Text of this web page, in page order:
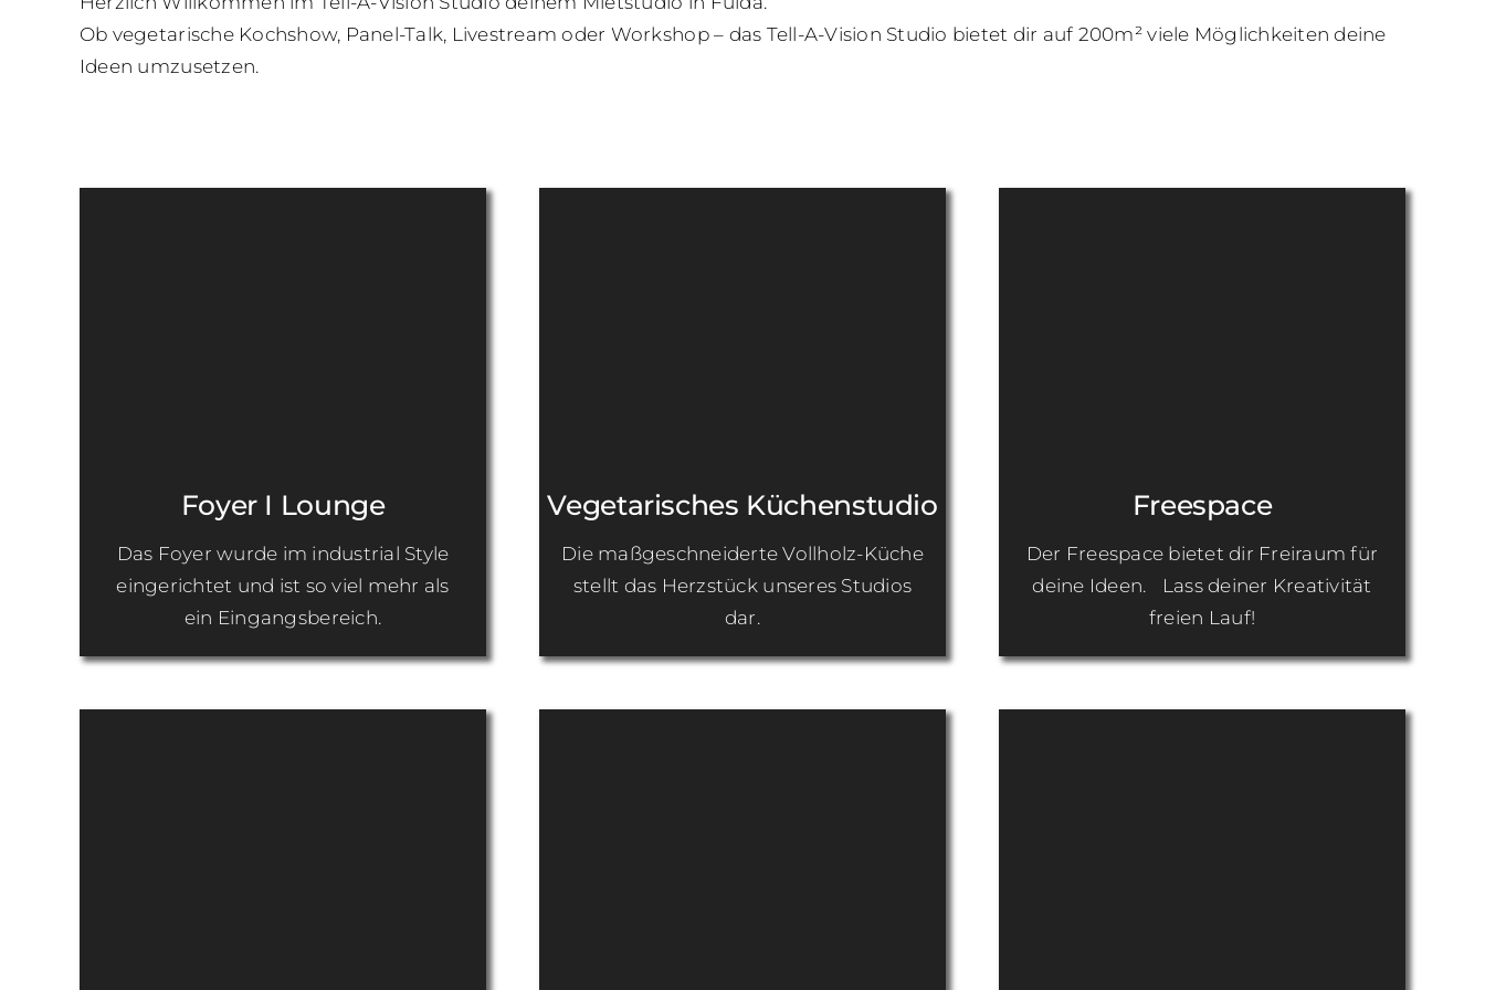
Ob vegetarische Kochshow, Panel-Talk, Livestream oder Workshop – das Tell-A-Vision Studio bietet dir auf 200m² viele Möglichkeiten deine
Ideen umzusetzen.
Foyer I Lounge
Das Foyer wurde im industrial Style
eingerichtet und ist so viel mehr als
ein Eingangsbereich.
Vegetarisches Küchenstudio
Die maßgeschneiderte Vollholz-Küche
stellt das Herzstück unseres Studios
dar.
Freespace
Der Freespace bietet dir Freiraum für
deine Ideen. Lass deiner Kreativität
freien Lauf!